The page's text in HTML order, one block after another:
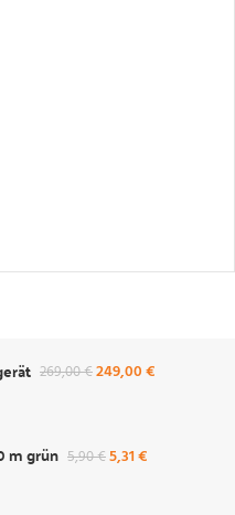
269,00€249,00€
m grün 5,90€5,31€